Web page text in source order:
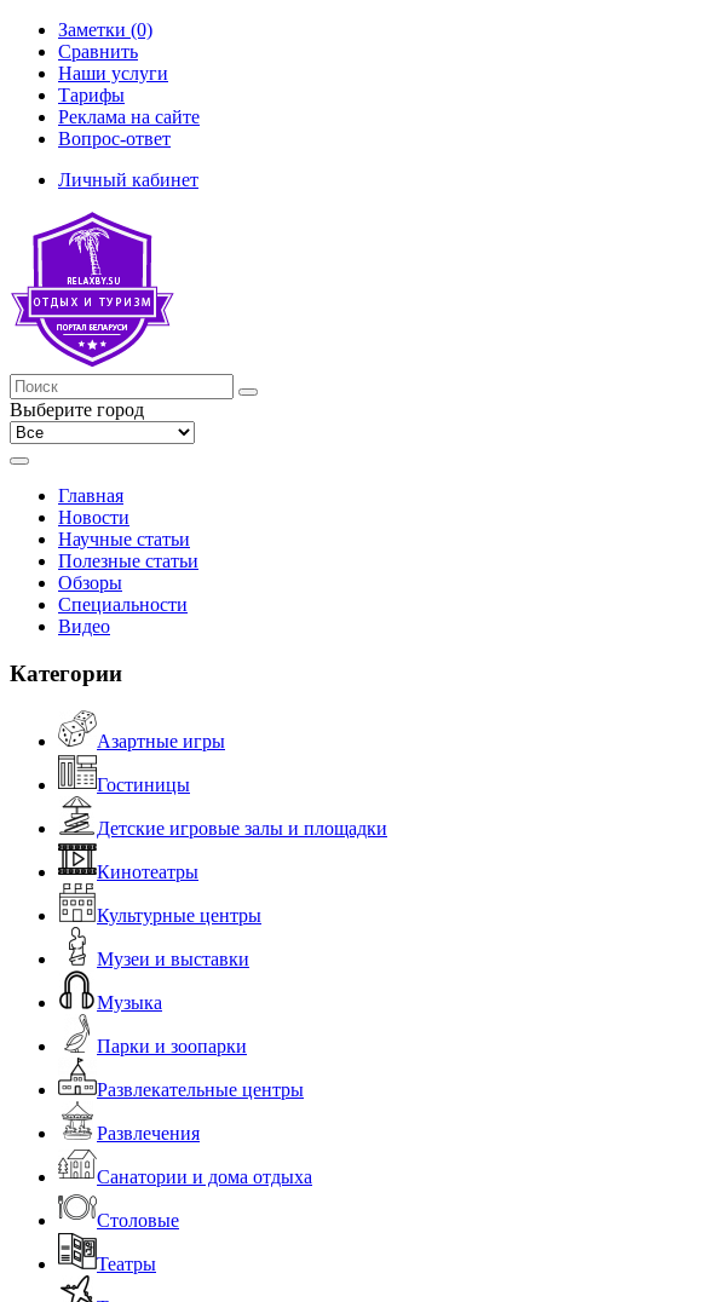
Заметки (0)
Сравнить
Наши услуги
Тарифы
Реклама на сайте
Вопрос-ответ
Личный кабинет
Выберите город
Главная
Новости
Научные статьи
Полезные статьи
Обзоры
Специальности
Видео
Категории
Азартные игры
Гостиницы
Детские игровые залы и площадки
Кинотеатры
Культурные центры
Музеи и выставки
Музыка
Парки и зоопарки
Развлекательные центры
Развлечения
Санатории и дома отдыха
Столовые
Театры